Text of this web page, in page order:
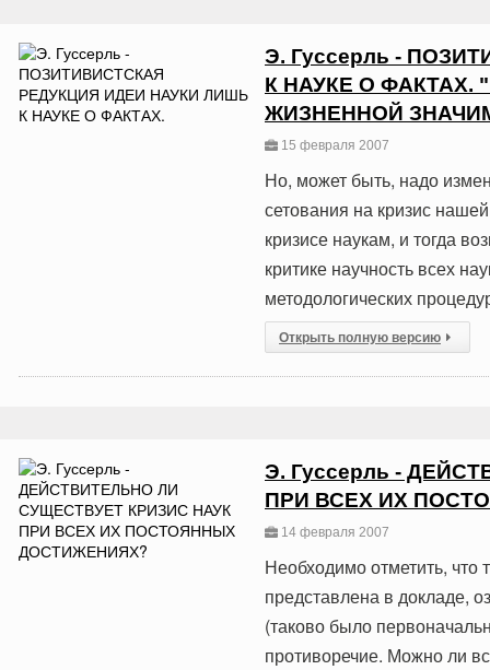
Э. Гуссерль -
К НАУКЕ О ФАКТАХ.
ЖИЗНЕННОЙ
15 февраля 2007
Но, может быть, надо
сетования на кризис
кризисе наукам, и тогда
критике научность всех
методологических
Открыть полную версию
Э. Гуссерль -
ПРИ ВСЕХ ИХ
14 февраля 2007
Необходимо отметить, что
представлена в докладе,
(таково было
противоречие. Можно ли